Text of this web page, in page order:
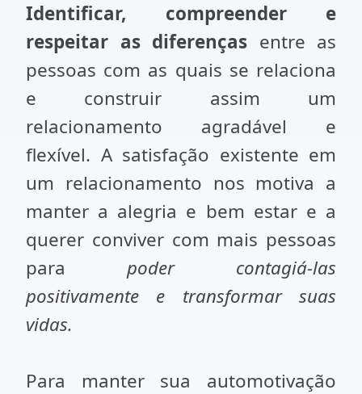
Identificar, compreender e
respeitar as diferenças entre as
pessoas com as quais se relaciona
e construir assim um
relacionamento agradável e
flexível. A satisfação existente em
um relacionamento nos motiva a
manter a alegria e bem estar e a
querer conviver com mais pessoas
para poder contagiá-las
positivamente e transformar suas
vidas.
Para manter sua automotivação